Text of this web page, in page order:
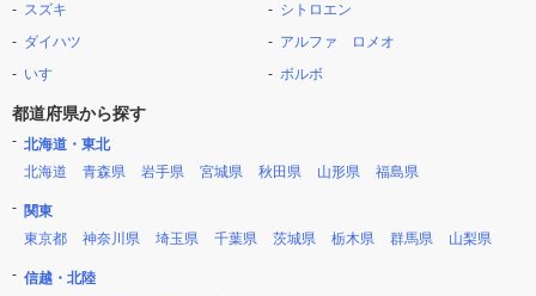
スズキ
ダイハツ
いすゞ
シトロエン
アルファ ロメオ
ボルボ
都道府県から探す
北海道・東北
北海道
青森県 岩手県 宮城県 秋田県 山形県 福島県
関東
東京都
神奈川県 埼玉県 千葉県 茨城県 栃木県 群馬県 山梨県
信越・北陸